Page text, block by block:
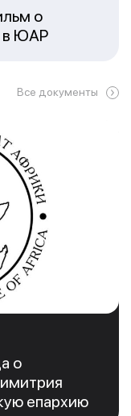
о
в ЮАР
Все документы
о
епархию